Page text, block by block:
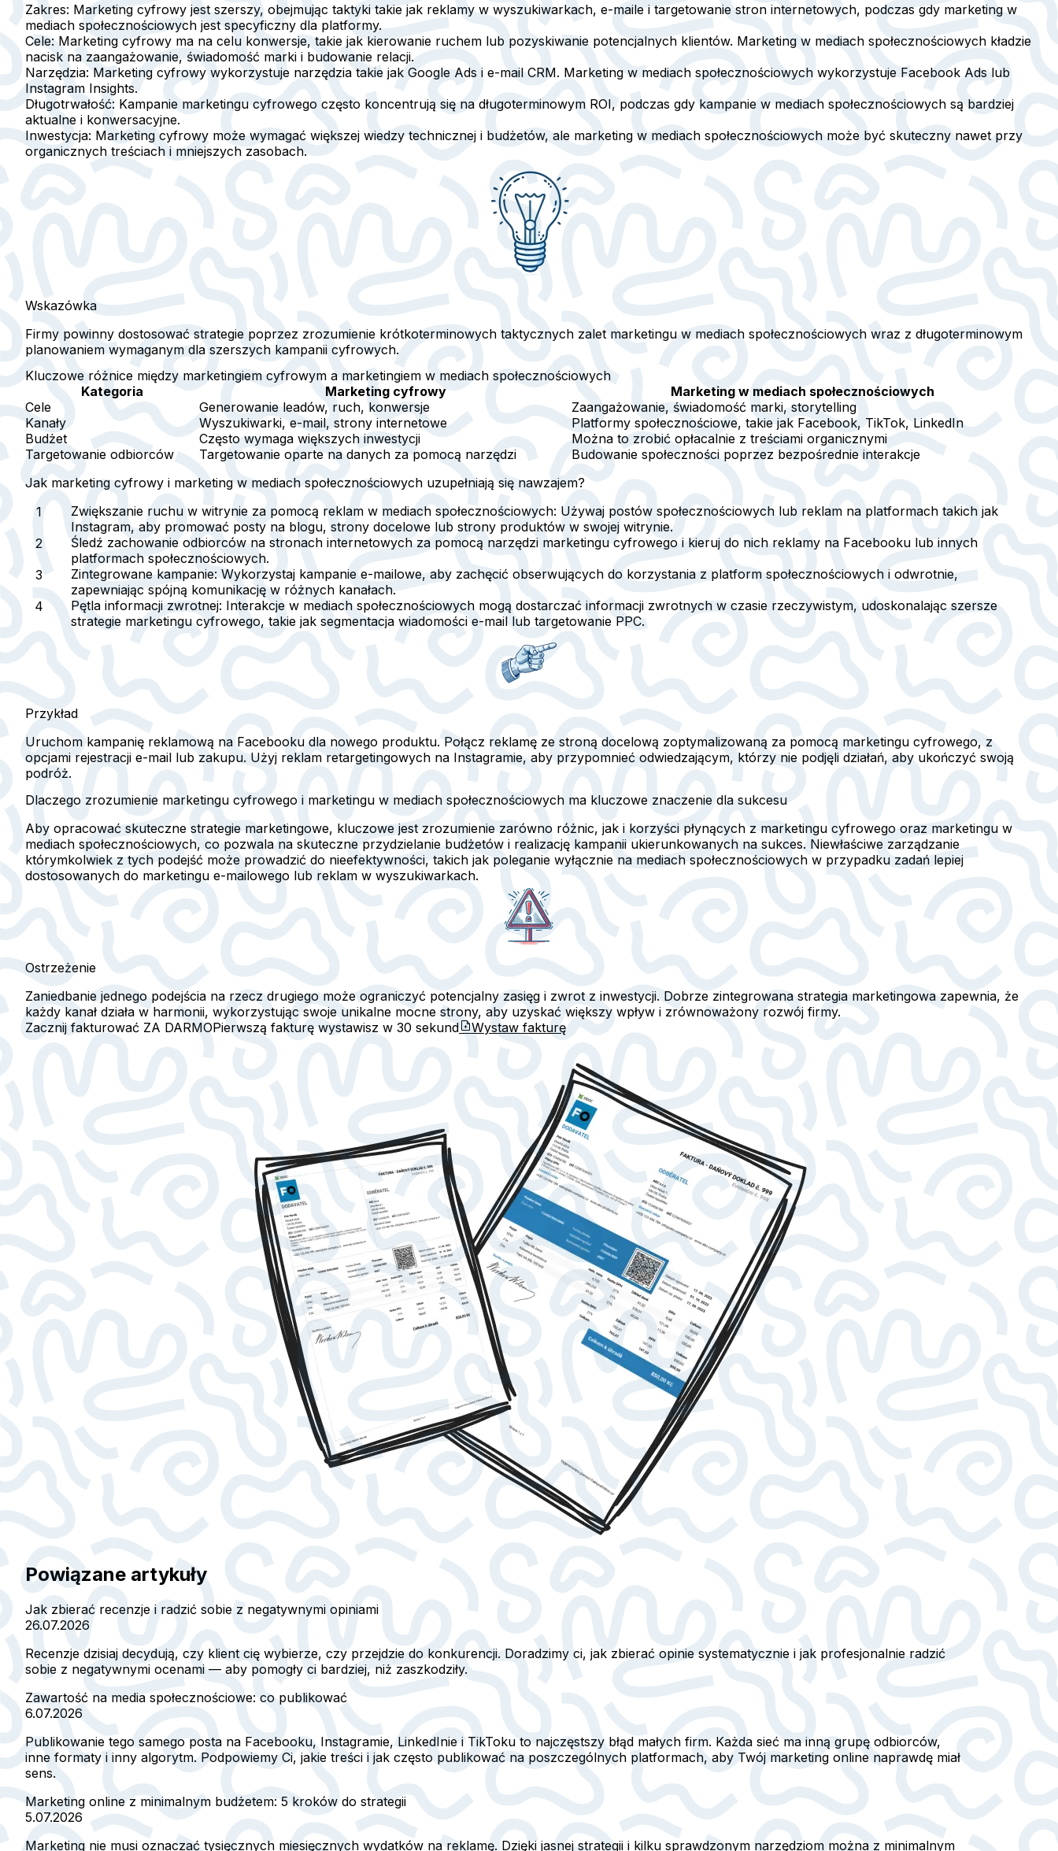
Zakres: Marketing cyfrowy jest szerszy, obejmując taktyki takie jak reklamy w wyszukiwarkach, e-maile i targetowanie stron internetowych, podczas gdy marketing w
mediach społecznościowych jest specyficzny dla platformy.
Cele: Marketing cyfrowy ma na celu konwersje, takie jak kierowanie ruchem lub pozyskiwanie potencjalnych klientów. Marketing w mediach społecznościowych kładzie
nacisk na zaangażowanie, świadomość marki i budowanie relacji.
Narzędzia: Marketing cyfrowy wykorzystuje narzędzia takie jak Google Ads i e-mail CRM. Marketing w mediach społecznościowych wykorzystuje Facebook Ads lub
Instagram Insights.
Długotrwałość: Kampanie marketingu cyfrowego często koncentrują się na długoterminowym ROI, podczas gdy kampanie w mediach społecznościowych są bardziej
aktualne i konwersacyjne.
Inwestycja: Marketing cyfrowy może wymagać większej wiedzy technicznej i budżetów, ale marketing w mediach społecznościowych może być skuteczny nawet przy
organicznych treściach i mniejszych zasobach.
Wskazówka
Firmy powinny dostosować strategie poprzez zrozumienie krótkoterminowych taktycznych zalet marketingu w mediach społecznościowych wraz z długoterminowym
planowaniem wymaganym dla szerszych kampanii cyfrowych.
Kluczowe różnice między marketingiem cyfrowym a marketingiem w mediach społecznościowych
Kategoria
Marketing cyfrowy
Marketing w mediach społecznościowych
Cele
Generowanie leadów, ruch, konwersje
Zaangażowanie, świadomość marki, storytelling
Kanały
Wyszukiwarki, e-mail, strony internetowe
Platformy społecznościowe, takie jak Facebook, TikTok, LinkedIn
Budżet
Często wymaga większych inwestycji
Można to zrobić opłacalnie z treściami organicznymi
Targetowanie odbiorców
Targetowanie oparte na danych za pomocą narzędzi
Budowanie społeczności poprzez bezpośrednie interakcje
Jak marketing cyfrowy i marketing w mediach społecznościowych uzupełniają się nawzajem?
Zwiększanie ruchu w witrynie za pomocą reklam w mediach społecznościowych: Używaj postów społecznościowych lub reklam na platformach takich jak
Instagram, aby promować posty na blogu, strony docelowe lub strony produktów w swojej witrynie.
Śledź zachowanie odbiorców na stronach internetowych za pomocą narzędzi marketingu cyfrowego i kieruj do nich reklamy na Facebooku lub innych
platformach społecznościowych.
Zintegrowane kampanie: Wykorzystaj kampanie e-mailowe, aby zachęcić obserwujących do korzystania z platform społecznościowych i odwrotnie,
zapewniając spójną komunikację w różnych kanałach.
Pętla informacji zwrotnej: Interakcje w mediach społecznościowych mogą dostarczać informacji zwrotnych w czasie rzeczywistym, udoskonalając szersze
strategie marketingu cyfrowego, takie jak segmentacja wiadomości e-mail lub targetowanie PPC.
Przykład
Uruchom kampanię reklamową na Facebooku dla nowego produktu. Połącz reklamę ze stroną docelową zoptymalizowaną za pomocą marketingu cyfrowego, z
opcjami rejestracji e-mail lub zakupu. Użyj reklam retargetingowych na Instagramie, aby przypomnieć odwiedzającym, którzy nie podjęli działań, aby ukończyć swoją
podróż.
Dlaczego zrozumienie marketingu cyfrowego i marketingu w mediach społecznościowych ma kluczowe znaczenie dla sukcesu
Aby opracować skuteczne strategie marketingowe, kluczowe jest zrozumienie zarówno różnic, jak i korzyści płynących z marketingu cyfrowego oraz marketingu w
mediach społecznościowych, co pozwala na skuteczne przydzielanie budżetów i realizację kampanii ukierunkowanych na sukces. Niewłaściwe zarządzanie
którymkolwiek z tych podejść może prowadzić do nieefektywności, takich jak poleganie wyłącznie na mediach społecznościowych w przypadku zadań lepiej
dostosowanych do marketingu e-mailowego lub reklam w wyszukiwarkach.
Ostrzeżenie
Zaniedbanie jednego podejścia na rzecz drugiego może ograniczyć potencjalny zasięg i zwrot z inwestycji. Dobrze zintegrowana strategia marketingowa zapewnia, że
każdy kanał działa w harmonii, wykorzystując swoje unikalne mocne strony, aby uzyskać większy wpływ i zrównoważony rozwój firmy.
Zacznij fakturować ZA DARMOPierwszą fakturę wystawisz w 30 sekund Wystaw fakturę
Powiązane artykuły
Jak zbierać recenzje i radzić sobie z negatywnymi opiniami
26.07.2026
Recenzje dzisiaj decydują, czy klient cię wybierze, czy przejdzie do konkurencji. Doradzimy ci, jak zbierać opinie systematycznie i jak profesjonalnie radzić
sobie z negatywnymi ocenami — aby pomogły ci bardziej, niż zaszkodziły.
Zawartość na media społecznościowe: co publikować
6.07.2026
Publikowanie tego samego posta na Facebooku, Instagramie, LinkedInie i TikToku to najczęstszy błąd małych firm. Każda sieć ma inną grupę odbiorców,
inne formaty i inny algorytm. Podpowiemy Ci, jakie treści i jak często publikować na poszczególnych platformach, aby Twój marketing online naprawdę miał
sens.
Marketing online z minimalnym budżetem: 5 kroków do strategii
5.07.2026
Marketing nie musi oznaczać tysięcznych miesięcznych wydatków na reklamę. Dzięki jasnej strategii i kilku sprawdzonym narzędziom można z minimalnym